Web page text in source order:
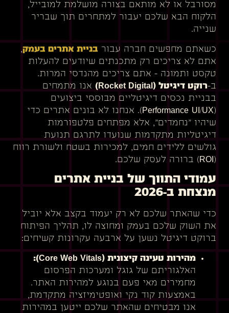
מסורבל או לא מותאם בצורה מושלמת למובייל,
הלקוח הבא שלכם יעבור למתחרים תוך שבריר
שנייה.
כשאתם מחפשים חברה עבור בניית אתרים בעמק,
אתם לא צריכים רק מתכנתים שיודעים להעלות
טקסט ותמונה – אתם צריכים מהנדסי המרות.
ב-רוקט דיגיטל (Rocket Digital)
אנו מתמחים
בבניית נכסים דיגיטליים מבוססי ביצועים
(Performance UI/UX). אנחנו לא בונים אתרים כדי
שיהיו "נחמדים", אלא מפתחים פלטפורמות
דיגיטליות מתקדמות שנועדו לתרגם תנועת
גולשים ללידים חמים, למכירות בשטח ולשורת רווח
(ROI) ברורה לעסק שלכם.
עמודי התווך של בניית אתרים
מנצחת ב-2026
כדי שהאתר שלכם לא רק יעמוד בקצב אלא יוביל
את השוק שלכם בעמק ומחוצה לו, תהליך הפיתוח
ברוקט דיגיטל נשען על ארבעה עקרונות קשיחים:
מהירות טעינה קיצונית (Core Web Vitals):
האלגוריתם של גוגל ומערכות הפרסום
מחמירים מאי פעם בנוגע למהירות האתר.
באמצעות קוד נקי ואופטימיזציה מתקדמת,
אנו מבטיחים שהאתר שלכם ייטען במהירות